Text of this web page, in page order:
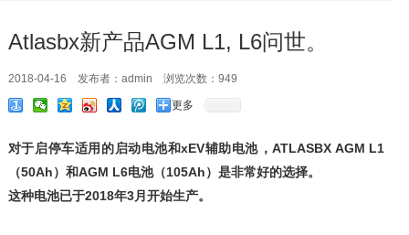
Atlasbx新产品AGM L1, L6问世。
2018-04-16 发布者：admin 浏览次数： 949
更多
对于启停车适用的启动电池和xEV辅助电池，ATLASBX AGM L1
（50Ah）和AGM L6电池（105Ah）是非常好的选择。
这种电池已于2018年3月开始生产。